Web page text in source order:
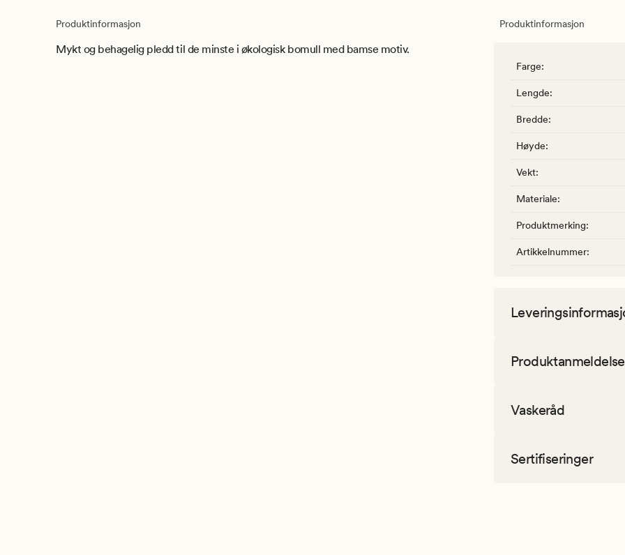
Produktinformasjon
Mykt og behagelig pledd til de minste i økologisk bomull med bamse motiv.
Produktinformasjon
Farge:
Lengde:
Bredde:
Høyde:
Vekt:
Materiale:
Produktmerking:
Artikkelnummer:
Vaskeråd
Sertifiseringer